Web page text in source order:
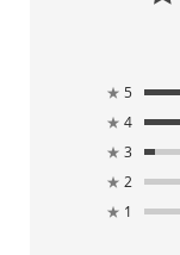
★ 5
★ 4
★ 3
★ 2
★ 1